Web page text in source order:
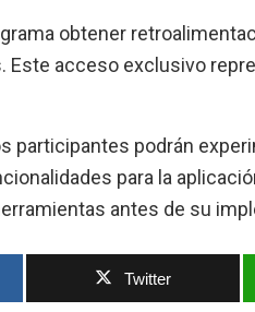
obtener
Este acceso exclusivo
participantes podrán
para la
antes de su
Twitter